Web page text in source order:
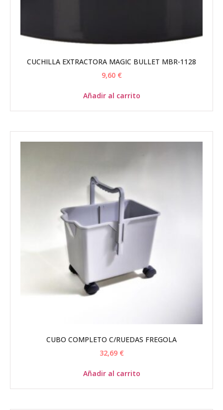
CUCHILLA EXTRACTORA MAGIC BULLET MBR-1128
9,60 €
Añadir al carrito
CUBO COMPLETO C/RUEDAS FREGOLA
32,69 €
Añadir al carrito